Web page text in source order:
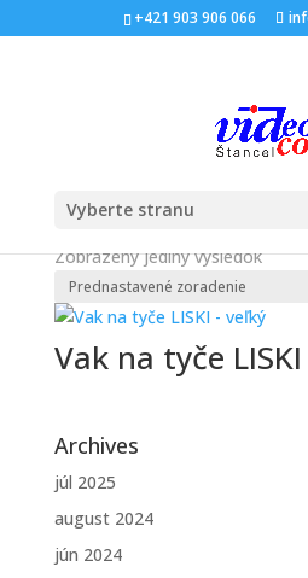
+421 903 906 066
Vyberte stranu
slalomové
Zobrazený jediný výsledok
Vak na tyče
Archives
júl 2025
august 2024
jún 2024